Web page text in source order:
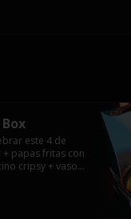
este 4 de
+ papas fritas con
cripsy + vaso